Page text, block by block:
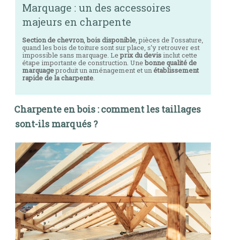
Marquage : un des accessoires
majeurs en charpente
Section de chevron, bois disponible , pièces de l’ossature,
quand les bois de toiture sont sur place, s’y retrouver est
impossible sans marquage. Leprix du devisinclut cette
étape importante de construction. Unebonne qualité de
marquageproduit un aménagement et un établissement
rapide de la charpente
Charpente en bois : comment les taillages
sont-ils marqués ?